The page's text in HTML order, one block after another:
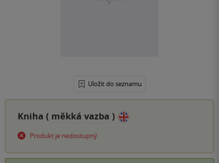
Uložit do seznamu
Kniha ( měkká vazba )
Produkt je nedostupný.